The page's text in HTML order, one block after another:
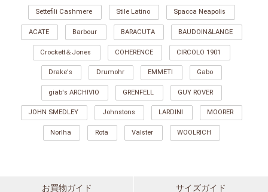
Settefili Cashmere Stile Latino Spacca Neapolis
ACATE Barbour BARACUTA BAUDOIN&LANGE
Crockett＆Jones COHERENCE CIRCOLO 1901
Drake's Drumohr EMMETI Gabo
giab's ARCHIVIO GRENFELL GUY ROVER
JOHN SMEDLEY Johnstons LARDINI MOORER
Norlha Rota Valster WOOLRICH